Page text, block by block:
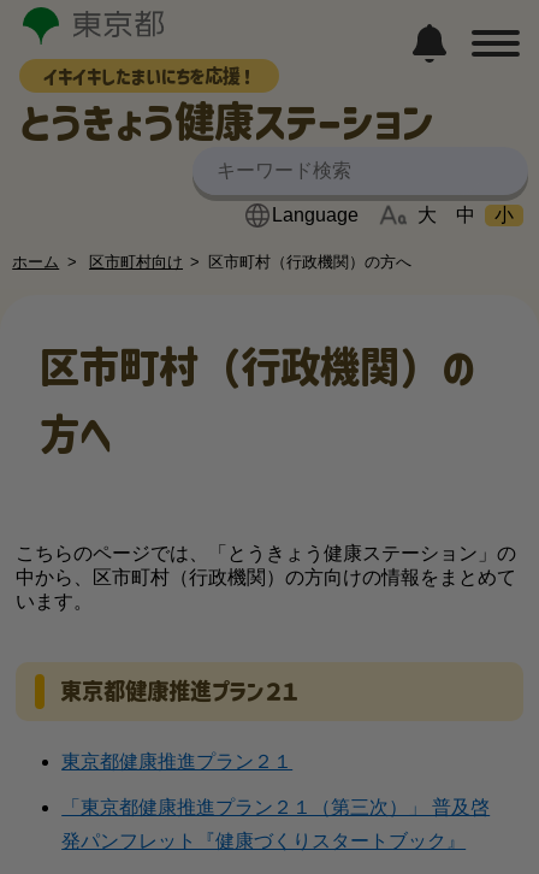
イキイキしたまいにちを応援！
とうきょう健康ステーション
大 中 小
ホーム 区市町村向け 区市町村（行政機関）の方へ
区市町村（行政機関）の
方へ
こちらのページでは、「とうきょう健康ステーション」の
中から、区市町村（行政機関）の方向けの情報をまとめて
います。
東京都健康推進プラン２１
東京都健康推進プラン２１
「東京都健康推進プラン２１（第三次）」 普及啓
発パンフレット『健康づくりスタートブック』